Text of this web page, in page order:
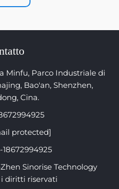
Minfu, Parco Industriale di
Bao'an, Shenzhen,
Cina.
protected]
18672994925
Sinorise Technology
diritti riservati